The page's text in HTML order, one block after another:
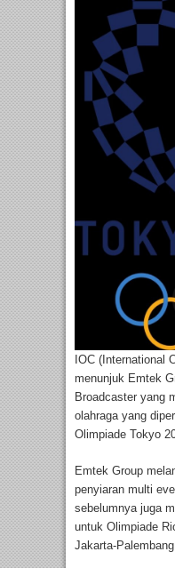
IOC (International
menunjuk Emtek
Broadcaster yang
olahraga yang
Olimpiade Tokyo
Emtek Group
penyiaran multi
sebelumnya juga
untuk Olimpiade
Jakarta-Palembang